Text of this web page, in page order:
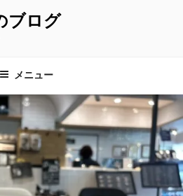
ブログ
メニュー